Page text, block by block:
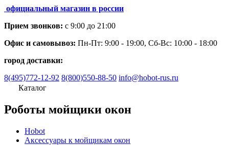
официальный магазин в россии
Прием звонков: с 9:00 до 21:00
Офис и самовывоз: Пн-Пт: 9:00 - 19:00, Сб-Вс: 10:00 - 18:00
город доставки:
8(495)772-12-92 8(800)550-88-50 info@hobot-rus.ru
Каталог
Роботы мойщики окон
Hobot
Аксессуары к мойщикам окон